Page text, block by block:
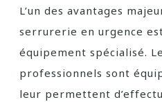
L’un des avantages
serrurerie en urgence
équipement spécialisé.
professionnels sont
leur permettent